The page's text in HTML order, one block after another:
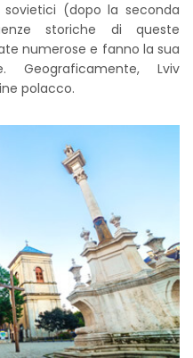
(dopo la seconda
storiche di queste
numerose e fanno la sua
Geograficamente, Lviv
polacco.